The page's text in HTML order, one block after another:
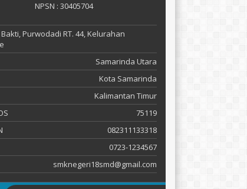
NPSN : 30405704
Bakti, Purwodadi RT. 44, Kelurahan
Samarinda Utara
Kota Samarinda
Kalimantan Timur
75119
082311133318
0723-1234567
smknegeri18smd@gmail.com